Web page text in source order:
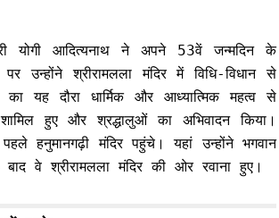
योगी आदित्यनाथ ने अपने 53वें जन्मदिन के
उन्होंने श्रीरामलला मंदिर में विधि-विधान से
यह दौरा धार्मिक और आध्यात्मिक महत्व से
हुए और श्रद्धालुओं का अभिवादन किया।
हनुमानगढ़ी मंदिर पहुंचे। यहां उन्होंने भगवान
वे श्रीरामलला मंदिर की ओर रवाना हुए।